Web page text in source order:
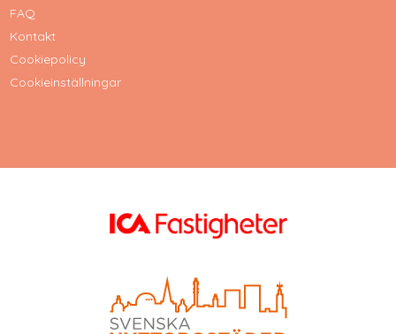
FAQ
Kontakt
Cookiepolicy
Cookieinställningar